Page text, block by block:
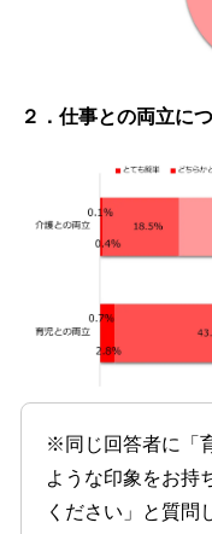
２．仕事との両立に
※同じ回答者に「
ような印象をお持
ください」と質問